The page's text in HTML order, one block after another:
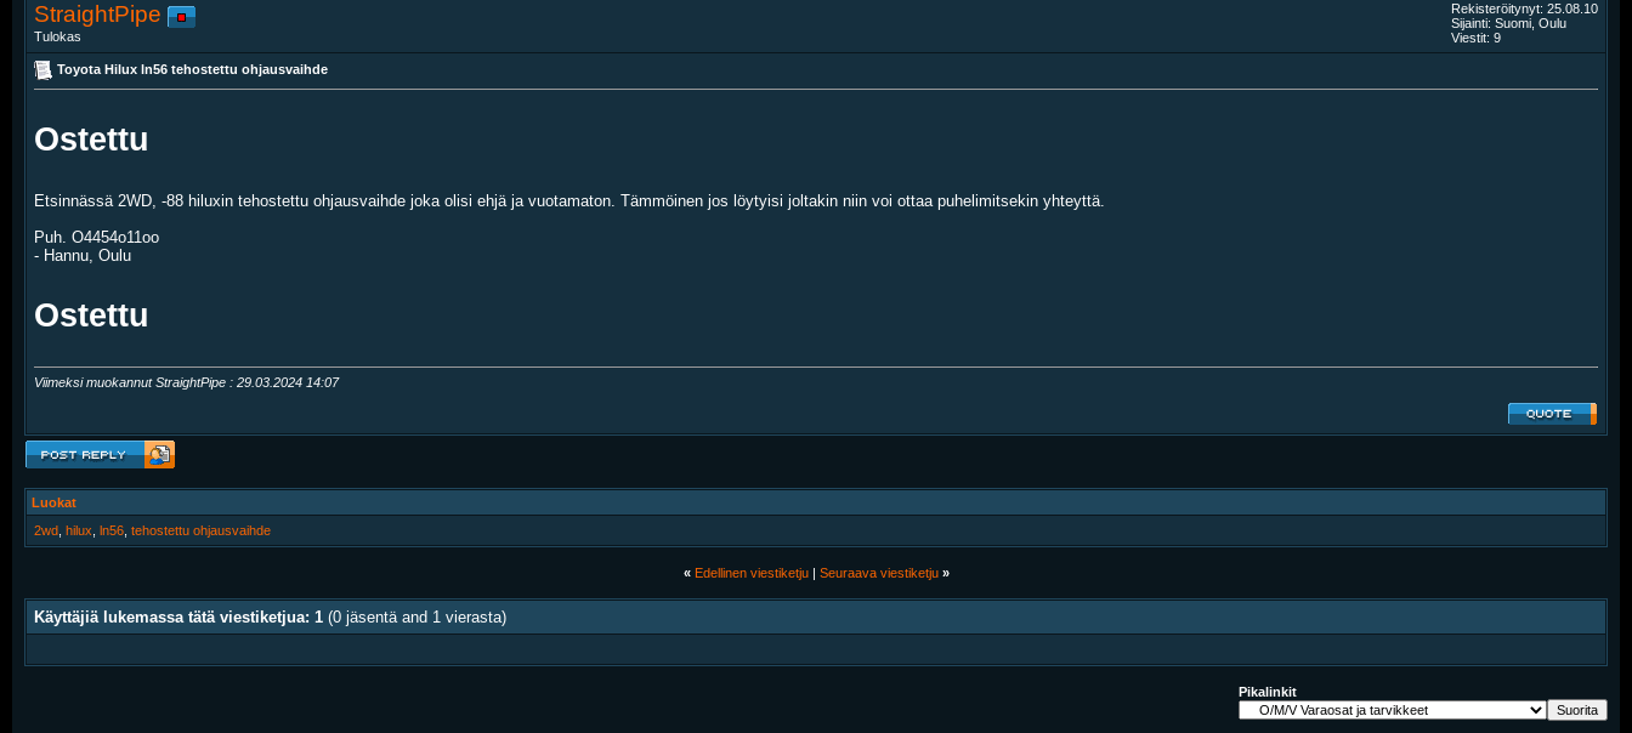
StraightPipe
Tulokas
Rekisteröitynyt: 25.08.10
Sijainti: Suomi, Oulu
Viestit: 9
Toyota Hilux ln56 tehostettu ohjausvaihde
Ostettu
Etsinnässä 2WD, -88 hiluxin tehostettu ohjausvaihde joka olisi ehjä ja vuotamaton. Tämmöinen jos löytyisi joltakin niin voi ottaa puhelimitsekin yhteyttä.
Puh. O4454o11oo
- Hannu, Oulu
Ostettu
Viimeksi muokannut StraightPipe : 29.03.2024 14:07
Luokat
2wd hilux ln56 tehostettu ohjausvaihde
« Edellinen viestiketju| Seuraava viestiketju »
Käyttäjiä lukemassa tätä viestiketjua: 1 (0 jäsentä and 1 vierasta)
Pikalinkit